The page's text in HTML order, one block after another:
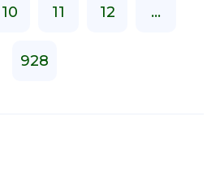
10 11 12 ...
928